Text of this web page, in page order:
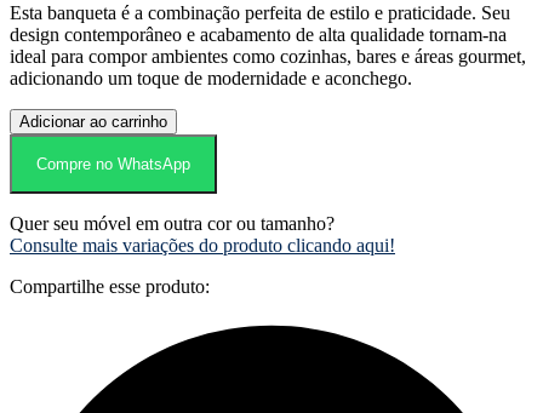
Esta banqueta é a combinação perfeita de estilo e praticidade. Seu
design contemporâneo e acabamento de alta qualidade tornam-na
ideal para compor ambientes como cozinhas, bares e áreas gourmet,
adicionando um toque de modernidade e aconchego.
Banqueta
quantidade
Adicionar ao carrinho
Compre no WhatsApp
Quer seu móvel em outra cor ou tamanho?
Consulte mais variações do produto clicando aqui!
Compartilhe esse produto: